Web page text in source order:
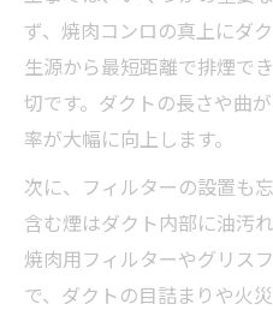
ず、焼肉コンロの真上にダ
生源から最短距離で排煙で
切です。ダクトの長さや曲
率が大幅に向上します。
次に、フィルターの設置も
含む煙はダクト内部に油汚
焼肉用フィルターやグリス
で、ダクトの目詰まりや火